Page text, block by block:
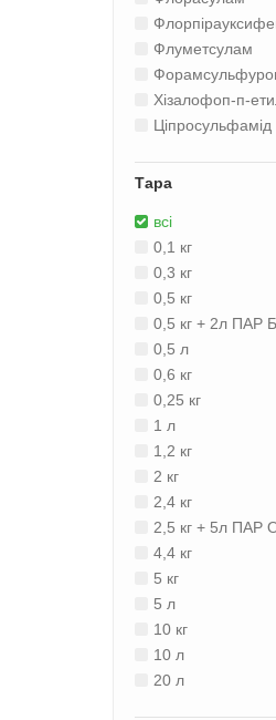
Флуметсулам
Хізалофоп-п-
Ціпросульфамід
Тара
всі
0,1 кг
0,3 кг
0,5 кг
0,5 кг + 2л ПАР
0,5 л
0,6 кг
0,25 кг
1 л
1,2 кг
2 кг
2,4 кг
2,5 кг + 5л ПАР
4,4 кг
5 кг
5 л
10 кг
10 л
20 л